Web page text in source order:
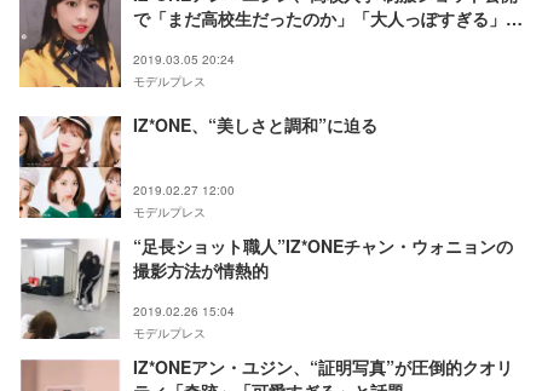
で「まだ高校生だったのか」「大人っぽすぎる」と
2019.03.05 20:24
モデルプレス
IZ*ONE、“美しさと調和”に迫る
2019.02.27 12:00
モデルプレス
“足長ショット職人”IZ*ONEチャン・ウォニョンの
撮影方法が情熱的
2019.02.26 15:04
モデルプレス
IZ*ONEアン・ユジン、“証明写真”が圧倒的クオリ